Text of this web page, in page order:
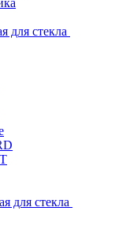
для стекла
для стекла